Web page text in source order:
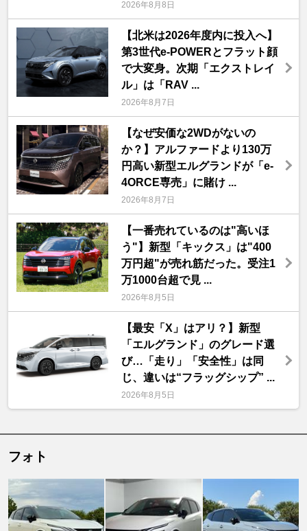
2026年8月8日
【北米は2026年度内に投入へ】
第3世代e-POWERとフラット顔
で大変身。次期「エクストレイ
ル」は「RAV ...
2026年8月7日
【なぜ安価な2WDがないの
か？】アルファードより130万
円高い新型エルグランドが「e-
4ORCE専売」に賭け ...
2026年8月7日
【一番売れているのは"高いほ
う"】新型「キックス」は"400
万円超"が売れ筋だった。受注1
万1000台超で見 ...
2026年8月5日
【最安「X」はアリ？】新型
「エルグランド」のグレード選
び…「走り」「安全性」は同
じ、違いは“フラッグシップ” ...
2026年8月5日
フォト